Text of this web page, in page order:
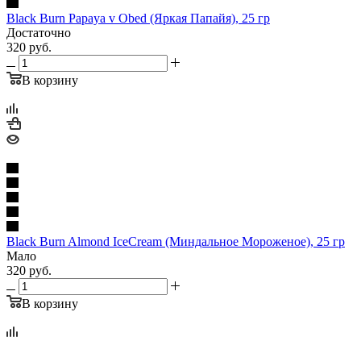
Black Burn Papaya v Obed (Яркая Папайя), 25 гр
Достаточно
320 руб.
В корзину
Black Burn Almond IceCream (Миндальное Мороженое), 25 гр
Мало
320 руб.
В корзину